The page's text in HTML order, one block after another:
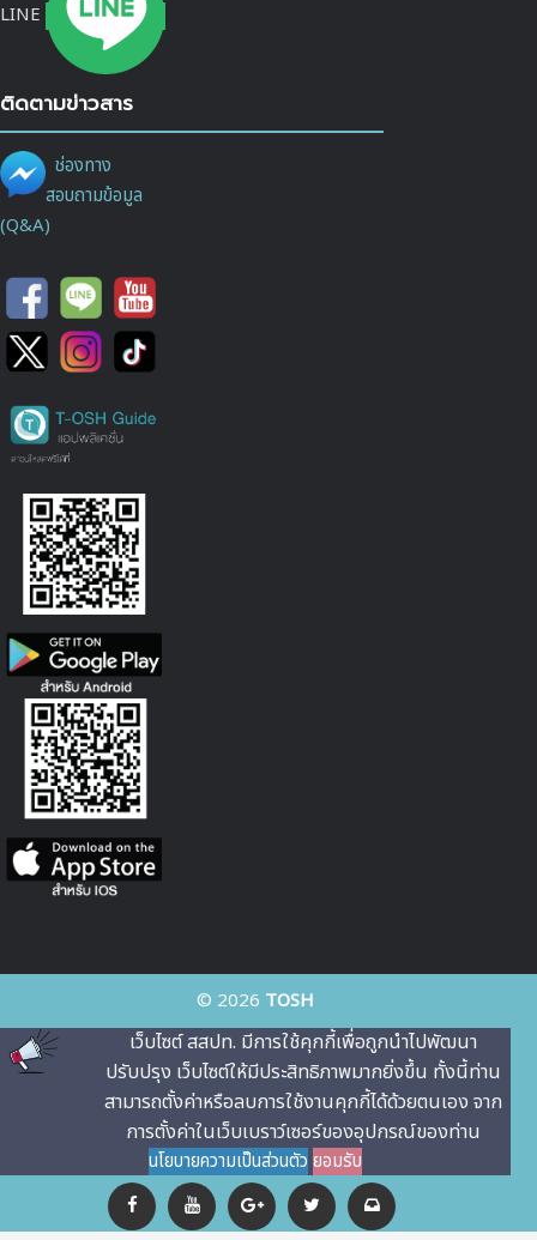
LINE
ติดตามข่าวสาร
ช่องทาง
สอบถามข้อมูล
(Q&A)
© 2026 TOSH
เว็บไซต์ สสปท. มีการใช้คุกกี้เพื่อถูกนําไปพัฒนา
ปรับปรุง เว็บไซต์ให้มีประสิทธิภาพมากยิ่งขึ้น ทั้งนี้ท่าน
สามารถตั้งค่าหรือลบการใช้งานคุกกี้ได้ด้วยตนเอง จาก
การตั้งค่าในเว็บเบราว์เซอร์ของอุปกรณ์ของท่าน
นโยบายความเป็นส่วนตัว ยอมรับ